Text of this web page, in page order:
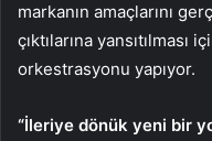
markanın amaçlarını
çıktılarına
orkestrasyonu yapıyor.
“İleriye dönük yeni bir